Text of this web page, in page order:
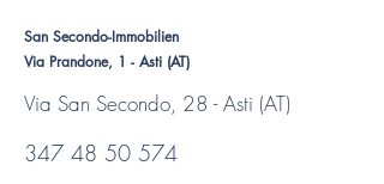
San Secondo-Immobilien
Via Prandone, 1 - Asti (AT)
Via San Secondo, 28 - Asti (AT)
347 48 50 574